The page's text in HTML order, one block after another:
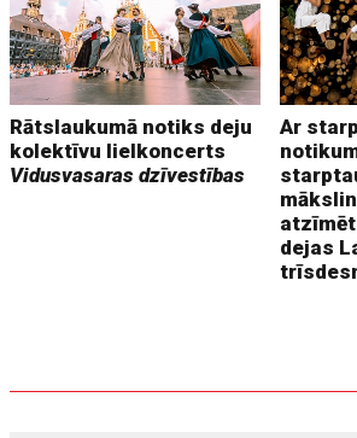
Rātslaukumā notiks deju
kolektīvu lielkoncerts
Vidusvasaras dzīvestības
Ar
dejas